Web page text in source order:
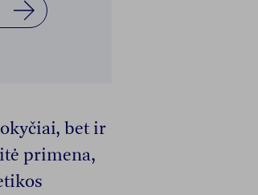
bet ir
primena,